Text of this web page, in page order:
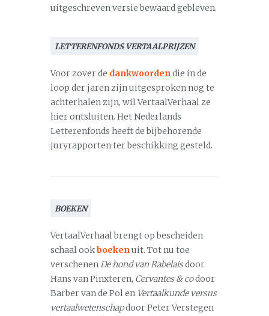
uitgeschreven versie bewaard gebleven.
LETTERENFONDS VERTAALPRIJZEN
Voor zover de dankwoordendie in de
loop der jaren zijn uitgesproken nog te
achterhalen zijn, wil VertaalVerhaal ze
hier ontsluiten. Het Nederlands
Letterenfonds heeft de bijbehorende
juryrapporten ter beschikking gesteld.
BOEKEN
VertaalVerhaal brengt op bescheiden
schaal ookboekenuit. Tot nu toe
verschenenDe hond van Rabelaisdoor
Hans van Pinxteren, Cervantes & codoor
Barber van de Pol en Vertaalkunde versus
vertaalwetenschapdoor Peter Verstegen